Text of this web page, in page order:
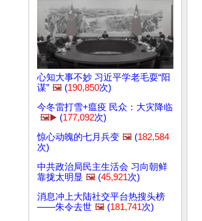
心知大事不妙 习近平学老毛耍“阳
谋” 🖼️ (190,850次)
今冬雷打雪+瘟疫 民众：大灾降临
🖼️▶️ (177,092次)
惊心动魄的七月兵变 🖼️ (182,584
次)
中共政治局民主生活会 习向朝鲜
靠拢太明显 🖼️ (45,921次)
消息冲上大陆社交平台热搜头榜
——朱令去世 🖼️ (181,741次)